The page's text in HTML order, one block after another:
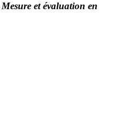
Mesure et évaluation en